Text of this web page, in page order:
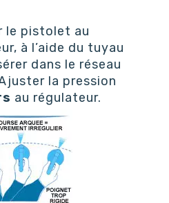
le pistolet au
à l’aide du tuyau
dans le réseau
la pression
au régulateur.